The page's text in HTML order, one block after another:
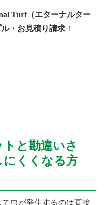
Turf（エターナルター
・お見積り請求 ！
と勘違いさ
にくくなる方
虫が発生するのは直接